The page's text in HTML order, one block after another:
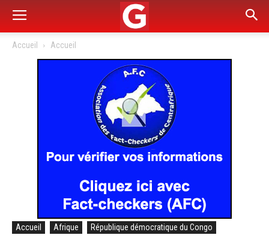
Accueil Accueil
Accueil Afrique République démocratique du Congo